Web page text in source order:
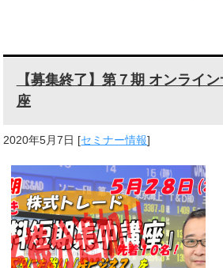
【募集終了】第７期 オンライ
座
2020年5月7日 [セミナー情報]